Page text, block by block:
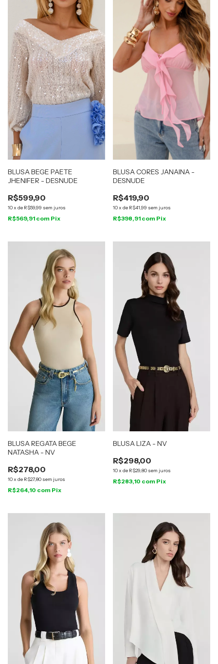
BLUSA BEGE PAETE
JHENIFER - DESNUDE
R$599,90
10x de R$59,99 sem juros
R$569,91 com Pix
BLUSA CORES JANAINA -
DESNUDE
R$419,90
10x de R$41,99 sem juros
R$398,91 com Pix
BLUSA REGATA BEGE
NATASHA - NV
R$278,00
10x de R$27,80 sem juros
R$264,10 com Pix
BLUSA LIZA - NV
R$298,00
10x de R$29,80 sem juros
R$283,10 com Pix